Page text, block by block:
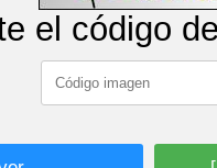
el código